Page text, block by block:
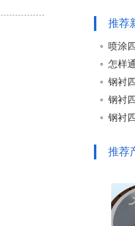
推荐
◦ 钢衬
◦ 钢衬
◦ 钢衬
推荐